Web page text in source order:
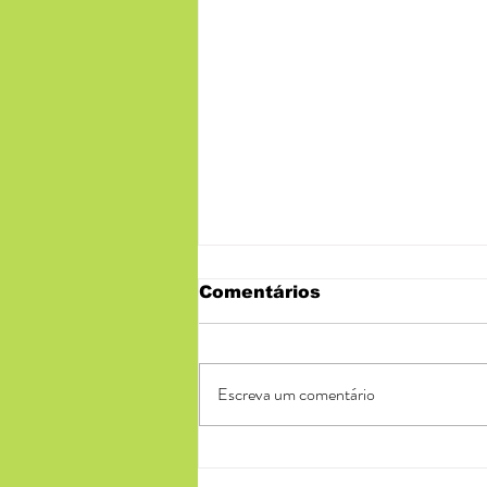
Comentários
Escreva um comentário